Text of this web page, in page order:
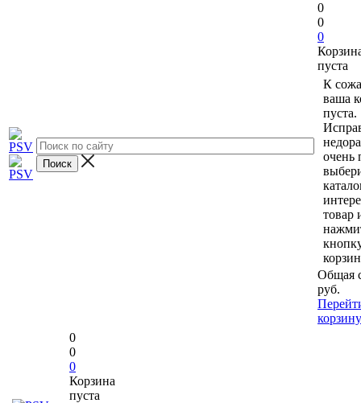
0
0
0
пуста
К
ваша
пуста.
очень
товар
Общая
руб.
корзину
0
0
0
Корзина
пуста